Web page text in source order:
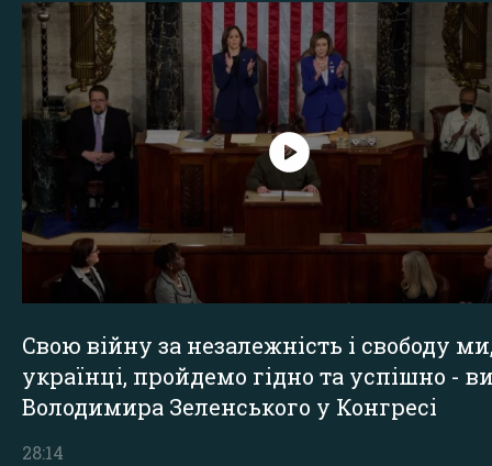
Свою війну за незалежність і свободу
українці, пройдемо гідно та успішно -
Володимира Зеленського у Конгресі
28:14